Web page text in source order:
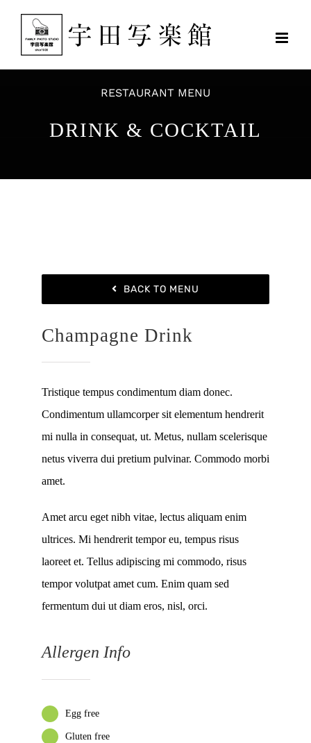
content
RESTAURANT MENU
DRINK & COCKTAIL
BACK TO MENU
Champagne Drink
Tristique tempus condimentum diam donec.
Condimentum ullamcorper sit elementum hendrerit
mi nulla in consequat, ut. Metus, nullam scelerisque
netus viverra dui pretium pulvinar. Commodo morbi
amet.
Amet arcu eget nibh vitae, lectus aliquam enim
ultrices. Mi hendrerit tempor eu, tempus risus
laoreet et. Tellus adipiscing mi commodo, risus
tempor volutpat amet cum. Enim quam sed
fermentum dui ut diam eros, nisl, orci.
Allergen Info
Egg free
Gluten free